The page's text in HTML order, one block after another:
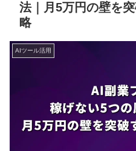
法｜月5万円の壁を
略
AIツール活用